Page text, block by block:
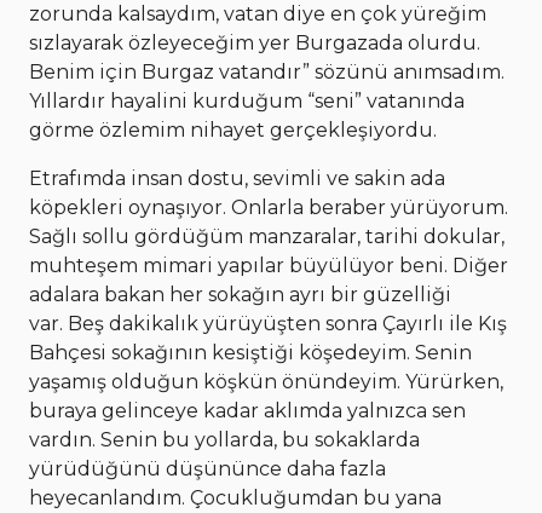
zorunda kalsaydım, vatan diye en çok yüreğim
sızlayarak özleyeceğim yer Burgazada olurdu.
Benim için Burgaz vatandır” sözünü anımsadım.
Yıllardır hayalini kurduğum “seni” vatanında
görme özlemim nihayet gerçekleşiyordu.
Etrafımda insan dostu, sevimli ve sakin ada
köpekleri oynaşıyor. Onlarla beraber yürüyorum.
Sağlı sollu gördüğüm manzaralar, tarihi dokular,
muhteşem mimari yapılar büyülüyor beni. Diğer
adalara bakan her sokağın ayrı bir güzelliği
var. Beş dakikalık yürüyüşten sonra Çayırlı ile Kış
Bahçesi sokağının kesiştiği köşedeyim. Senin
yaşamış olduğun köşkün önündeyim. Yürürken,
buraya gelinceye kadar aklımda yalnızca sen
vardın. Senin bu yollarda, bu sokaklarda
yürüdüğünü düşününce daha fazla
heyecanlandım. Çocukluğumdan bu yana